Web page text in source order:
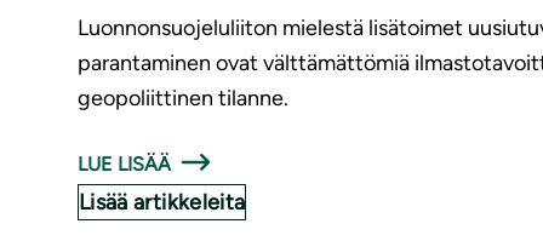
Luonnonsuojeluliiton mielestä lisätoimet
parantaminen ovat välttämättömiä
geopoliittinen tilanne.
LUE LISÄÄ
Lisää artikkeleita